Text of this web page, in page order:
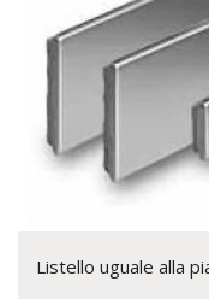
Listello uguale alla